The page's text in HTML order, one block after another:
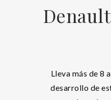
Lleva más de 8
desarrollo de